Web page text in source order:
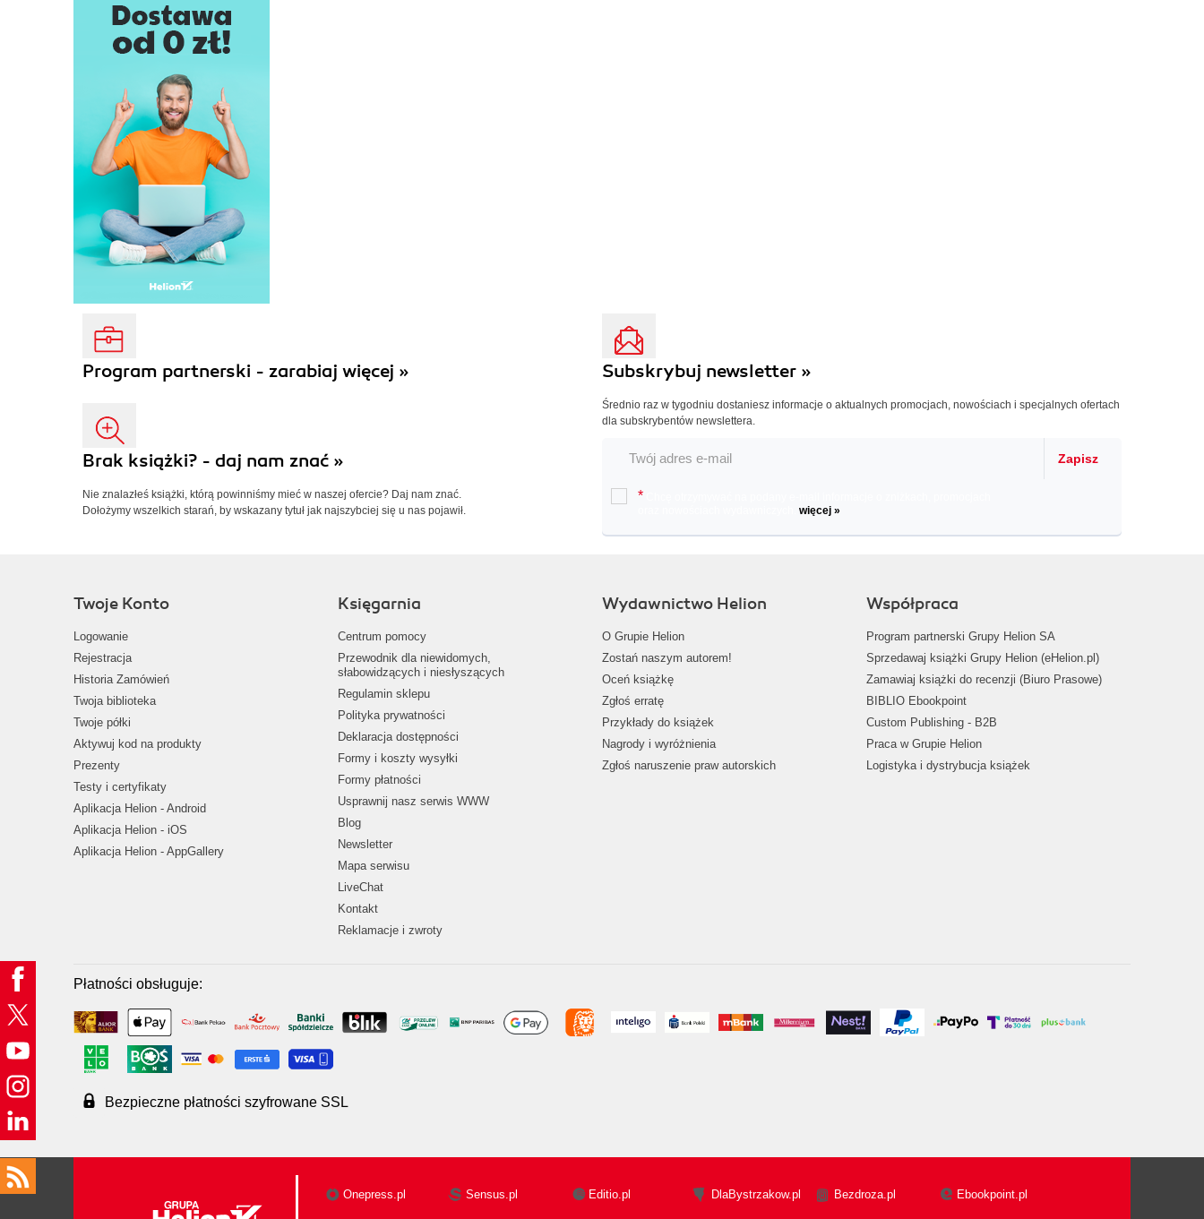
Program partnerski - zarabiaj więcej »
Brak książki? - daj nam znać »
Nie znalazłeś książki, którą powinniśmy mieć w naszej ofercie? Daj nam znać.
Dołożymy wszelkich starań, by wskazany tytuł jak najszybciej się u nas pojawił.
Subskrybuj newsletter »
Średnio raz w tygodniu dostaniesz informacje o aktualnych promocjach, nowościach i specjalnych ofertach
dla subskrybentów newslettera.
Zapisz
*
więcej »
Twoje Konto
Logowanie
Rejestracja
Historia Zamówień
Twoja biblioteka
Twoje półki
Aktywuj kod na produkty
Prezenty
Testy i certyfikaty
Aplikacja Helion - Android
Aplikacja Helion - iOS
Aplikacja Helion - AppGallery
Księgarnia
Centrum pomocy
Przewodnik dla niewidomych,
słabowidzących i niesłyszących
Regulamin sklepu
Polityka prywatności
Deklaracja dostępności
Formy i koszty wysyłki
Formy płatności
Usprawnij nasz serwis WWW
Blog
Newsletter
Mapa serwisu
LiveChat
Kontakt
Reklamacje i zwroty
Wydawnictwo Helion
O Grupie Helion
Zostań naszym autorem!
Oceń książkę
Zgłoś erratę
Przykłady do książek
Nagrody i wyróżnienia
Zgłoś naruszenie praw autorskich
Współpraca
Program partnerski Grupy Helion SA
Sprzedawaj książki Grupy Helion (eHelion.pl)
Zamawiaj książki do recenzji (Biuro Prasowe)
BIBLIO Ebookpoint
Custom Publishing - B2B
Praca w Grupie Helion
Logistyka i dystrybucja książek
Płatności obsługuje:
Bezpieczne płatności szyfrowane SSL
Onepress.pl Sensus.pl Editio.pl DlaBystrzakow.pl Bezdroza.pl Ebookpoint.pl